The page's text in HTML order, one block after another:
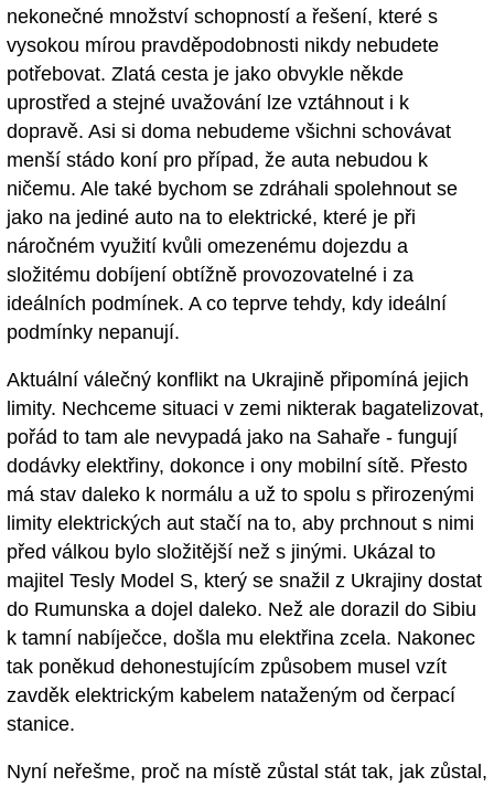
nekonečné množství schopností a řešení, které s
vysokou mírou pravděpodobnosti nikdy nebudete
potřebovat. Zlatá cesta je jako obvykle někde
uprostřed a stejné uvažování lze vztáhnout i k
dopravě. Asi si doma nebudeme všichni schovávat
menší stádo koní pro případ, že auta nebudou k
ničemu. Ale také bychom se zdráhali spolehnout se
jako na jediné auto na to elektrické, které je při
náročném využití kvůli omezenému dojezdu a
složitému dobíjení obtížně provozovatelné i za
ideálních podmínek. A co teprve tehdy, kdy ideální
podmínky nepanují.
Aktuální válečný konflikt na Ukrajině připomíná jejich
limity. Nechceme situaci v zemi nikterak bagatelizovat,
pořád to tam ale nevypadá jako na Sahaře - fungují
dodávky elektřiny, dokonce i ony mobilní sítě. Přesto
má stav daleko k normálu a už to spolu s přirozenými
limity elektrických aut stačí na to, aby prchnout s nimi
před válkou bylo složitější než s jinými. Ukázal to
majitel Tesly Model S, který se snažil z Ukrajiny dostat
do Rumunska a dojel daleko. Než ale dorazil do Sibiu
k tamní nabíječce, došla mu elektřina zcela. Nakonec
tak poněkud dehonestujícím způsobem musel vzít
zavděk elektrickým kabelem nataženým od čerpací
stanice.
Nyní neřešme, proč na místě zůstal stát tak, jak zůstal,